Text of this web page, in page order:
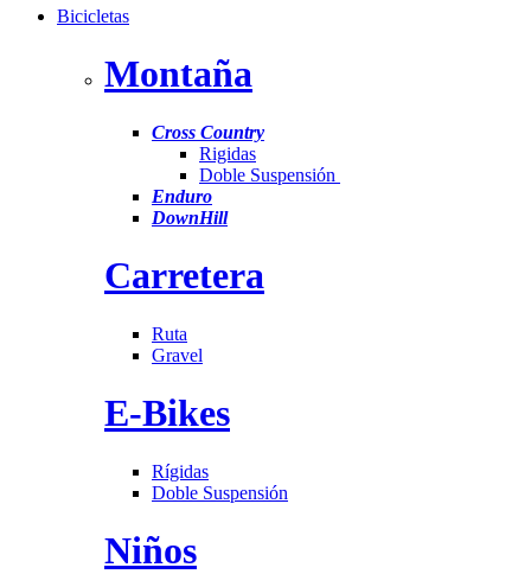
Bicicletas
Montaña
Cross Country
Rigidas
Doble Suspensión
Enduro
DownHill
Carretera
Ruta
Gravel
E-Bikes
Rígidas
Doble Suspensión
Niños